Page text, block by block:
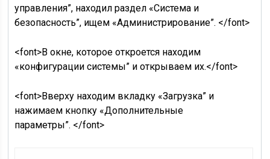
управления”, находил раздел «Система и
безопасность”, ищем «Администрирование”. </font>
<font>В окне, которое откроется находим
«конфигурации системы” и открываем их.</font>
<font>Вверху находим вкладку «Загрузка” и
нажимаем кнопку «Дополнительные
параметры”. </font>